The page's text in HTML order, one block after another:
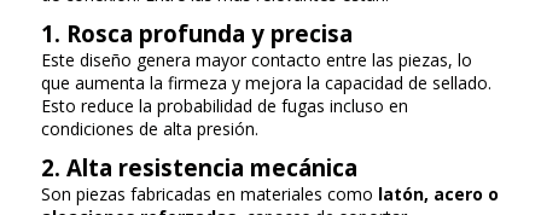
1. Rosca profunda y precisa
Este diseño genera mayor contacto entre las piezas, lo
que aumenta la firmeza y mejora la capacidad de sellado.
Esto reduce la probabilidad de fugas incluso en
condiciones de alta presión.
2. Alta resistencia mecánica
Son piezas fabricadas en materiales como latón, acero o